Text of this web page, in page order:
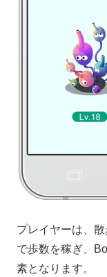
プレイヤーは、
で歩数を稼ぎ、
素となります。